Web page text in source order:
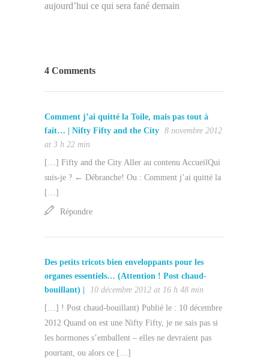
aujourd’hui ce qui sera fané demain
4 Comments
Comment j’ai quitté la Toile, mais pas tout à
fait… | Nifty Fifty and the City 8 novembre 2012
at 3 h 22 min
[…] Fifty and the City Aller au contenu AccueilQui
suis-je ? ← Débranche! Ou : Comment j’ai quitté la
[…]
Répondre
Des petits tricots bien enveloppants pour les
organes essentiels… (Attention ! Post chaud-
bouillant) |
10 décembre 2012 at 16 h 48 min
[…] ! Post chaud-bouillant) Publié le : 10 décembre
2012 Quand on est une Nifty Fifty, je ne sais pas si
les hormones s’emballent – elles ne devraient pas
pourtant, ou alors ce […]